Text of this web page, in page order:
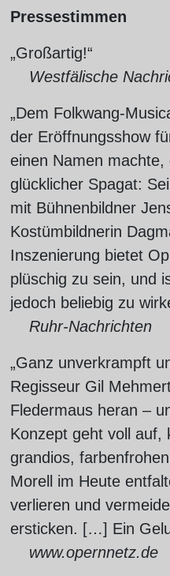
Pressestimmen
„Großartig!“
Westfälische
„Dem Folkwang-
der Eröffnungsshow
einen Namen machte,
glücklicher Spagat:
mit Bühnenbildner
Kostümbildnerin
Inszenierung bietet
plüschig zu sein, und
jedoch beliebig zu
Ruhr-Nachrichten
„Ganz unverkrampft
Regisseur Gil
Fledermaus heran –
Konzept geht voll auf,
grandios,
Morell im Heute
verlieren und
ersticken. […] Ein
www.opernnetz.de